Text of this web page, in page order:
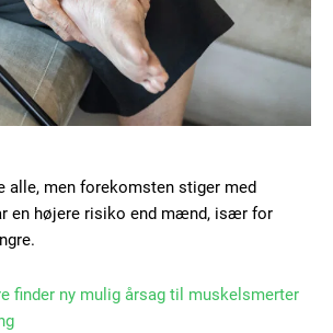
Plans
access
alle, men forekomsten stiger med
en højere risiko end mænd, især for
finder ny mulig årsag til muskelsmerter